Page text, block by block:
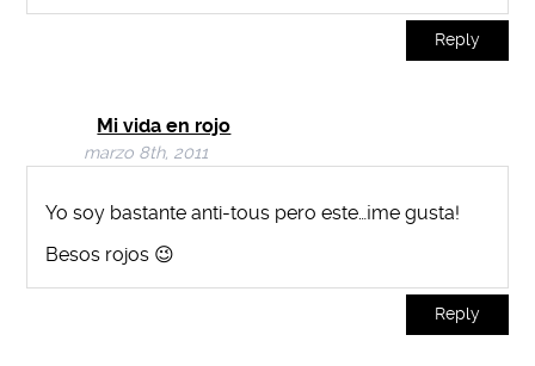
Reply
Mi vida en rojo
marzo 8th, 2011
Yo soy bastante anti-tous pero este…¡me gusta!
Besos rojos 😉
Reply